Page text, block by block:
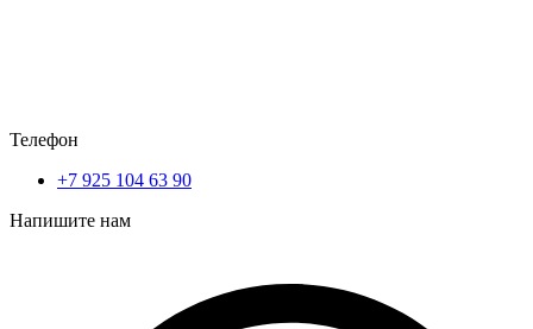
Телефон
+7 925 104 63 90
Напишите нам